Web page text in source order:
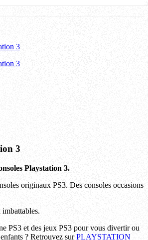
3
3
3
Playstation 3.
originaux PS3. Des consoles occasions
PS3 et des jeux PS3 pour vous divertir ou
? Retrouvez surPLAYSTATION